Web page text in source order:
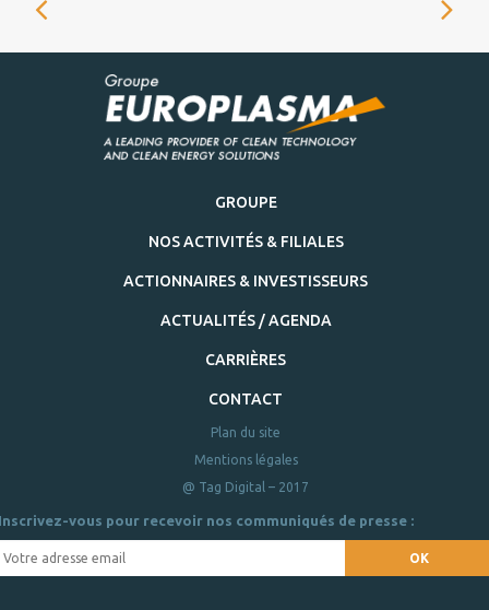
GROUPE
NOS ACTIVITÉS & FILIALES
ACTIONNAIRES & INVESTISSEURS
ACTUALITÉS / AGENDA
CARRIÈRES
CONTACT
Plan du site
Mentions légales
@ Tag Digital – 2017
vous pour recevoir nos communiqués de presse :